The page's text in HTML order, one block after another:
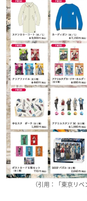
（引用：「東京リ